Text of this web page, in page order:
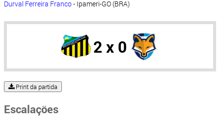
Durval Ferreira Franco- Ipameri-GO (BRA)
2 x 0
Print da partida
Escalações